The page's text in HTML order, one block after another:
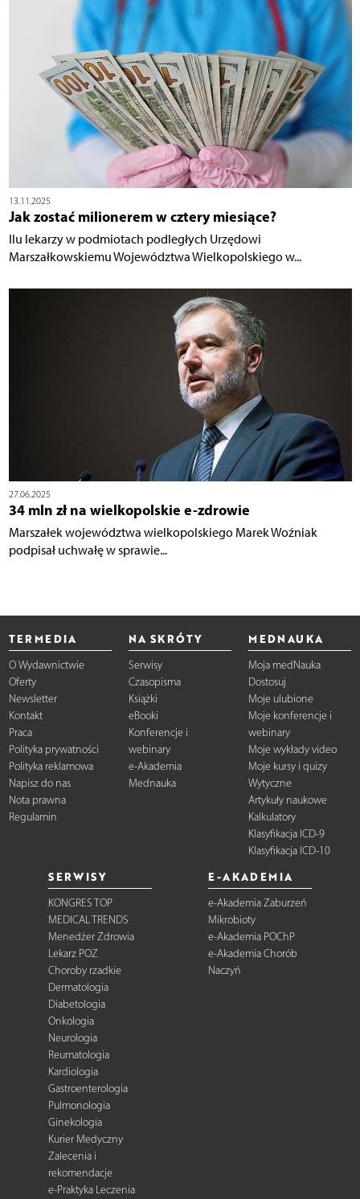
13.11.2025
Jak zostać milionerem w cztery miesiące?
Ilu lekarzy w podmiotach podległych Urzędowi
Marszałkowskiemu Województwa Wielkopolskiego w...
27.06.2025
34 mln zł na wielkopolskie e-zdrowie
Marszałek województwa wielkopolskiego Marek Woźniak
podpisał uchwałę w sprawie...
TERMEDIA
O Wydawnictwie
Oferty
Newsletter
Kontakt
Praca
Polityka prywatności
Polityka reklamowa
Napisz do nas
Nota prawna
Regulamin
NA SKRÓTY
Serwisy
Czasopisma
Książki
eBooki
Konferencje i
webinary
e-Akademia
Mednauka
MEDNAUKA
Moja medNauka
Dostosuj
Moje ulubione
Moje konferencje i
webinary
Moje wykłady video
Moje kursy i quizy
Wytyczne
Artykuły naukowe
Kalkulatory
Klasyfikacja ICD-9
Klasyfikacja ICD-10
SERWISY
KONGRES TOP
MEDICAL TRENDS
Menedżer Zdrowia
Lekarz POZ
Choroby rzadkie
Dermatologia
Diabetologia
Onkologia
Neurologia
Reumatologia
Kardiologia
Gastroenterologia
Pulmonologia
Ginekologia
Kurier Medyczny
Zalecenia i
rekomendacje
e-Praktyka Leczenia
E-AKADEMIA
e-Akademia Zaburzeń
Mikrobioty
e-Akademia POChP
e-Akademia Chorób
Naczyń